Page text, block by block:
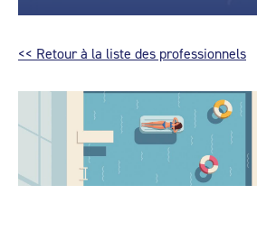
<< Retour à la liste des professionnels